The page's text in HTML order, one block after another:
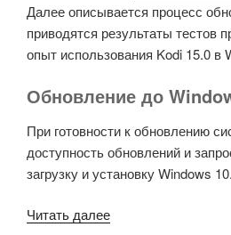
Далее описывается процесс
приводятся результаты тестов
опыт использования Kodi 15.0 в
Обновление до
При готовности к обновлению
доступность обновлений и
загрузку и установку Windows 10.
Читать далее«Windows